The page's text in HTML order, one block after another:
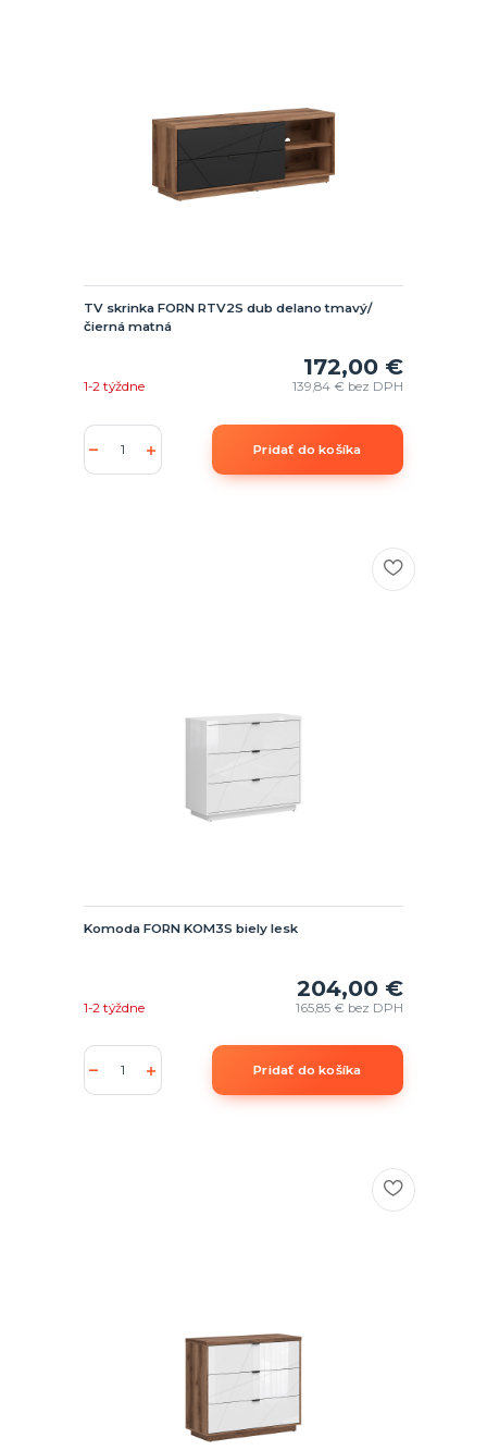
TV skrinka FORN RTV2S dub delano tmavý/
čierná matná
172,00 €
139,84 € bez DPH
1-2 týždne
Pridať do košíka
Komoda FORN KOM3S biely lesk
204,00 €
165,85 € bez DPH
1-2 týždne
Pridať do košíka